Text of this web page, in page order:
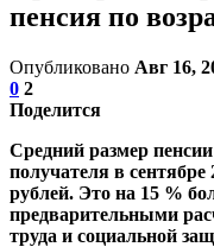
пенсия по
Опубликовано Авг 16,
0 2
Поделится
Средний размер
получателя в сентябре
рублей. Это на 15 %
предварительными
труда и социальной